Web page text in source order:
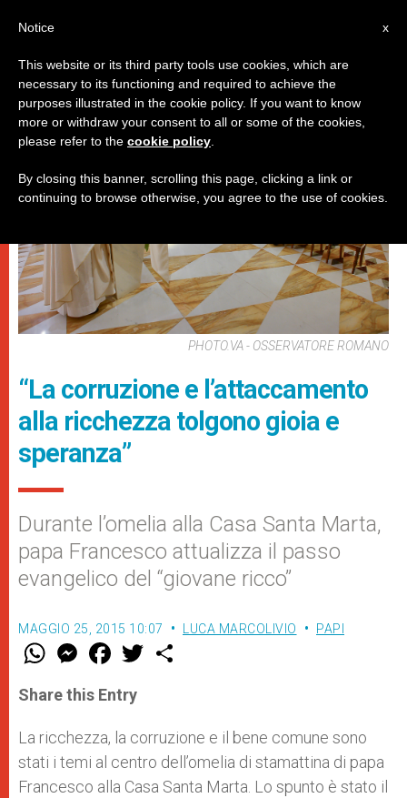
PAPI
PHOTO.VA - OSSERVATORE ROMANO
“La corruzione e l’attaccamento
alla ricchezza tolgono gioia e
speranza”
Durante l’omelia alla Casa Santa Marta,
papa Francesco attualizza il passo
evangelico del “giovane ricco”
MAGGIO 25, 2015 10:07 LUCA MARCOLIVIO PAPI
W
t
s
p
p
M
e
s
e
g
e
r
F
a
e
b
o
k
w
r
Share this Entry
La ricchezza, la corruzione e il bene comune sono
stati i temi al centro dell’omelia di stamattina di papa
Francesco alla Casa Santa Marta. Lo spunto è stato il
x
Notice
This website or its third party tools use cookies, which are
necessary to its functioning and required to achieve the
purposes illustrated in the cookie policy. If you want to know
more or withdraw your consent to all or some of the cookies,
please refer to the cookie policy
By closing this banner, scrolling this page, clicking a link or
continuing to browse otherwise, you agree to the use of cookies.